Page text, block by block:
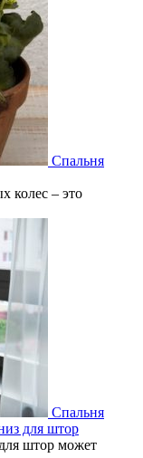
Спальня
колес – это
Спальня
для штор
штор может